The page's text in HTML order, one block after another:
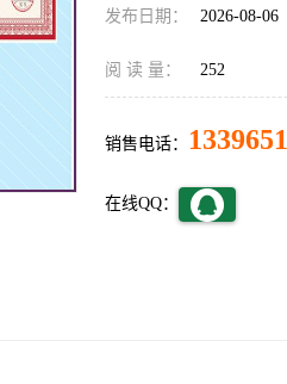
发布日期： 2026-08-06
阅 读 量： 252
销售电话：
在线QQ：